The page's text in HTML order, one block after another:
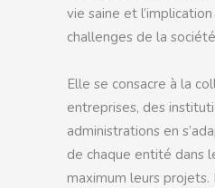
vie saine et
challenges de la
Elle se consacre à la
entreprises, des
administrations en
de chaque entité dans
maximum leurs